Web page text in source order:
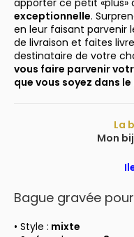
apporter ce petit «plus»
exceptionnelle.
en leur faisant parvenir
de livraison et faites
destinataire de votre
vous faire parvenir
que vous soyez dans le
La
Mon
Bague gravée
• Style : mixte